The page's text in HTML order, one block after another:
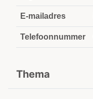
E-mailadres
Telefoonnummer
Thema